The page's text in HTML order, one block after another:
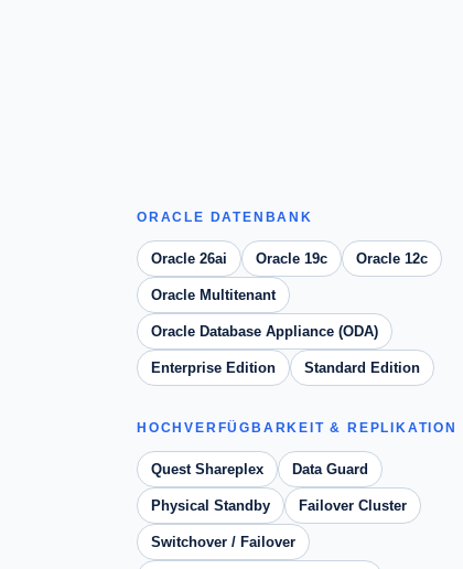
ORACLE DATENBANK
Oracle 26ai Oracle 19c Oracle 12c
Oracle Multitenant
Oracle Database Appliance (ODA)
Enterprise Edition Standard Edition
HOCHVERFÜGBARKEIT & REPLIKATION
Quest Shareplex Data Guard
Physical Standby Failover Cluster
Switchover / Failover